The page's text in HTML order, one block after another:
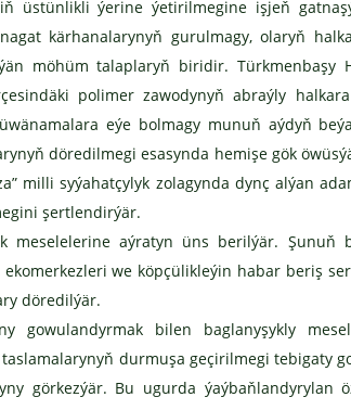
üstünlikli ýerine ýetirilmegine işjeň
kärhanalarynyň gurulmagy, olaryň
möhüm talaplaryň biridir. Türkmenbaşy
polimer zawodynyň abraýly
eýe bolmagy munuň aýdyň
döredilmegi esasynda hemişe gök
milli syýahatçylyk zolagynda dynç alýan
şertlendirýär.
meselelerine aýratyn üns berilýär. Şunuň
we köpçülikleýin habar beriş
döredilýär.
gowulandyrmak bilen baglanyşykly
durmuşa geçirilmegi tebigaty
görkezýär. Bu ugurda ýaýbaňlandyrylan